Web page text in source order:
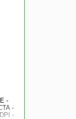
-
-
-